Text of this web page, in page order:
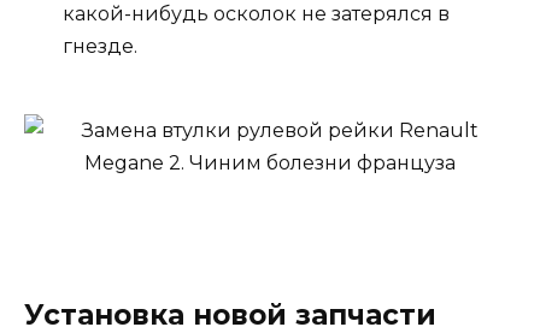
какой-нибудь осколок не затерялся в
гнезде.
Установка новой запчасти